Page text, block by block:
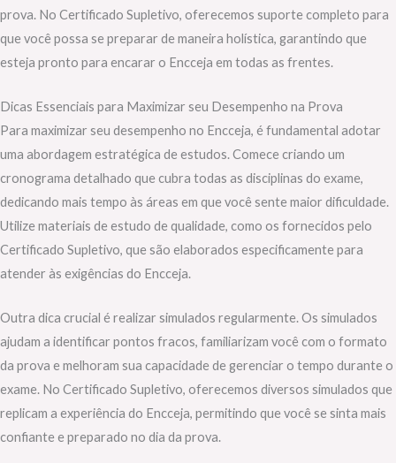
prova. No Certificado Supletivo, oferecemos suporte completo para
que você possa se preparar de maneira holística, garantindo que
esteja pronto para encarar o Encceja em todas as frentes.
Dicas Essenciais para Maximizar seu Desempenho na Prova
Para maximizar seu desempenho no Encceja, é fundamental adotar
uma abordagem estratégica de estudos. Comece criando um
cronograma detalhado que cubra todas as disciplinas do exame,
dedicando mais tempo às áreas em que você sente maior dificuldade.
Utilize materiais de estudo de qualidade, como os fornecidos pelo
Certificado Supletivo, que são elaborados especificamente para
atender às exigências do Encceja.
Outra dica crucial é realizar simulados regularmente. Os simulados
ajudam a identificar pontos fracos, familiarizam você com o formato
da prova e melhoram sua capacidade de gerenciar o tempo durante o
exame. No Certificado Supletivo, oferecemos diversos simulados que
replicam a experiência do Encceja, permitindo que você se sinta mais
confiante e preparado no dia da prova.